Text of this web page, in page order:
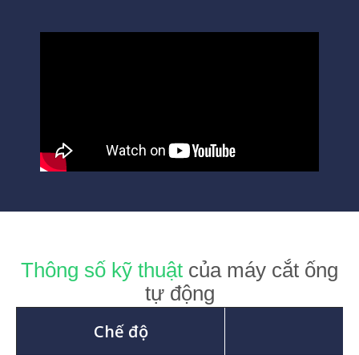
Thông số kỹ thuật của máy cắt ống
tự động
Chế độ